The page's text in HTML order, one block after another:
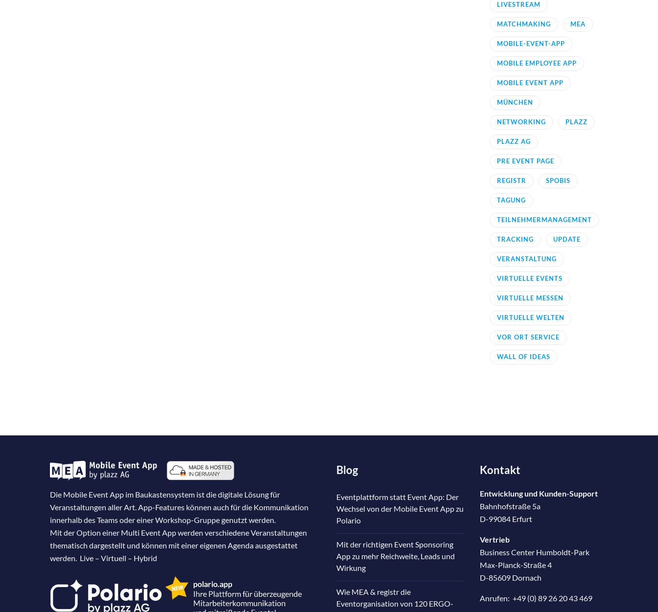
LIVESTREAM
MATCHMAKING MEA
MOBILE-EVENT-APP
MOBILE EMPLOYEE APP
MOBILE EVENT APP
MÜNCHEN
NETWORKING PLAZZ
PLAZZ AG
PRE EVENT PAGE
REGISTR SPOBIS
TAGUNG
TEILNEHMERMANAGEMENT
TRACKING UPDATE
VERANSTALTUNG
VIRTUELLE EVENTS
VIRTUELLE MESSEN
VIRTUELLE WELTEN
VOR ORT SERVICE
WALL OF IDEAS
Die Mobile Event App im Baukastensystem ist die digitale Lösung für
Veranstaltungen aller Art. App-Features können auch für die Kommunikation
innerhalb des Teams oder einer Workshop-Gruppe genutzt werden.
Mit der Option einer Multi Event App werden verschiedene Veranstaltungen
thematisch dargestellt und können mit einer eigenen Agenda ausgestattet
werden. Live – Virtuell – Hybrid
Blog
Eventplattform statt Event App: Der
Wechsel von der Mobile Event App zu
Polario
Mit der richtigen Event Sponsoring
App zu mehr Reichweite, Leads und
Wirkung
Wie MEA & registr die
Eventorganisation von 120 ERGO-
Kontakt
Entwicklung und Kunden-Support
Bahnhofstraße 5a
D-99084 Erfurt
Vertrieb
Business Center Humboldt-Park
Max-Planck-Straße 4
D-85609 Dornach
Anrufen: +49 (0) 89 26 20 43 469